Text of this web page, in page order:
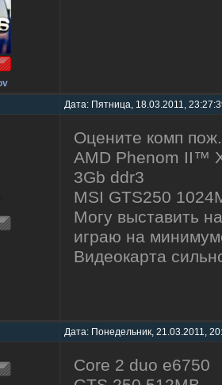
Дата: Пятница, 18.03.2011,
Оцените комп пож.
AMD Phenom II™
3Gb ddr3
MSI GTS250
Могу выставить
играю на
Видеокарта
Дата: Понедельник, 21.03.2011,
Core 2 duo e6750